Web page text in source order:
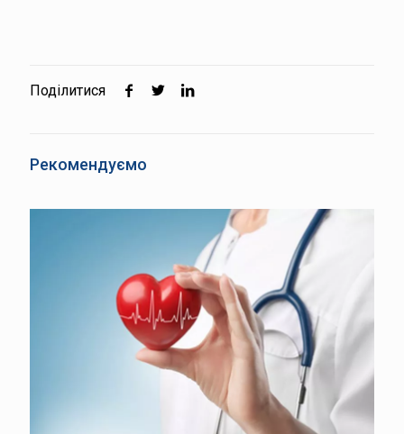
Поділитися
Рекомендуємо